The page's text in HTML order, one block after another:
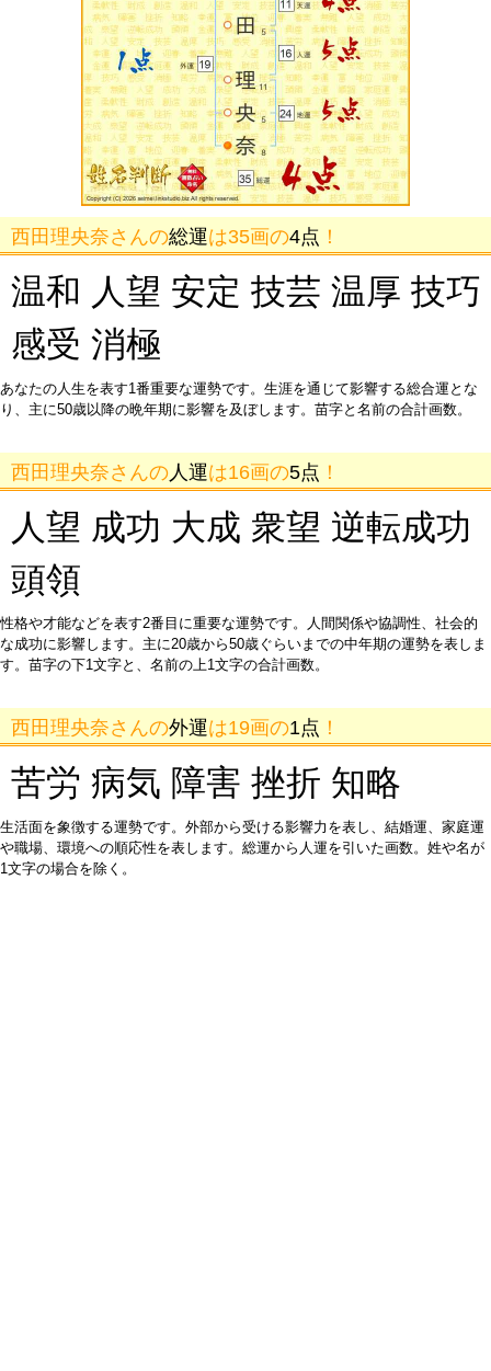
西田理央奈さんの総運は35画の4点 ！
温和 人望 安定 技芸 温厚 技巧
感受 消極
あなたの人生を表す1番重要な運勢です。生涯を通じて影響する総合運とな
り、主に50歳以降の晩年期に影響を及ぼします。苗字と名前の合計画数。
西田理央奈さんの 人運は16画の5点 ！
人望 成功 大成 衆望 逆転成功
頭領
性格や才能などを表す2番目に重要な運勢です。人間関係や協調性、社会的
な成功に影響します。主に20歳から50歳ぐらいまでの中年期の運勢を表しま
す。苗字の下1文字と、名前の上1文字の合計画数。
西田理央奈さんの外運は19画の1点 ！
苦労 病気 障害 挫折 知略
生活面を象徴する運勢です。外部から受ける影響力を表し、結婚運、家庭運
や職場、環境への順応性を表します。総運から人運を引いた画数。姓や名が
1文字の場合を除く。